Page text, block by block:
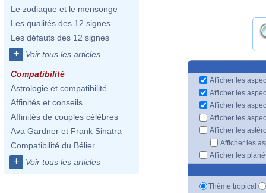
Le zodiaque et le mensonge
Les qualités des 12 signes
Les défauts des 12 signes
+ Voir tous les articles
Compatibilité
Astrologie et compatibilité
Affinités et conseils
Affinités de couples célèbres
Ava Gardner et Frank Sinatra
Compatibilité du Bélier
+ Voir tous les articles
Afficher les
Afficher les
Afficher les
Afficher les
Afficher les
Afficher les
Afficher les
Thème tropical